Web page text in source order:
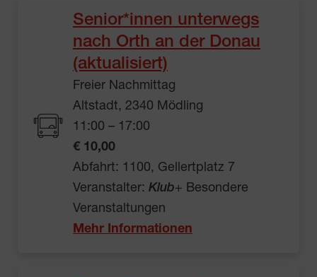
Senior*innen unterwegs
nach Orth an der Donau
(aktualisiert)
Freier Nachmittag
Altstadt, 2340 Mödling
11:00 – 17:00
€ 10,00
Abfahrt: 1100, Gellertplatz 7
Veranstalter: Klub+ Besondere
Veranstaltungen
Mehr Informationen